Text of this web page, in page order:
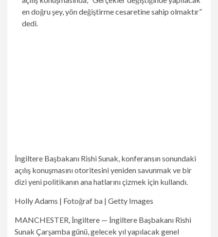
en doğru şey, yön değiştirme cesaretine sahip olmaktır”
dedi.
İngiltere Başbakanı Rishi Sunak, konferansın sonundaki
açılış konuşmasını otoritesini yeniden savunmak ve bir
dizi yeni politikanın ana hatlarını çizmek için kullandı.
Holly Adams | Fotoğraf ba | Getty Images
MANCHESTER, İngiltere — İngiltere Başbakanı Rishi
Sunak Çarşamba günü, gelecek yıl yapılacak genel